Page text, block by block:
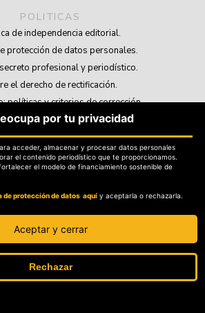
POLITICAS
de independencia editorial.
protección de datos personales.
profesional y periodístico.
el derecho de rectificación.
políticas y criterios de corrección.
frente a pedidos de retiro de contenidos.
SOSTENIBILIDAD
La Tienda de OjoPúblico.
OjoLab.
por tu privacidad
acceder, almacenar y procesar datos personales
el contenido periodístico que te proporcionamos.
el modelo de financiamiento sostenible de
de protección de datos aquí y aceptarla o rechazarla.
Aceptar y cerrar
Rechazar